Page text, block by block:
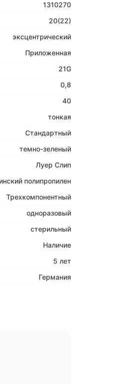
1310270
20(22)
эксцентрический
Приложенная
21G
0,8
40
тонкая
Стандартный
темно-зеленый
Луер Слип
полипропилен
Трехкомпонентный
одноразовый
стерильный
Наличие
5 лет
Германия